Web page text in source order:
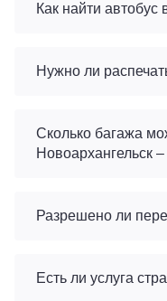
Как найти автобус
Нужно ли
Сколько багажа
Новоархангельск
Разрешено ли
Есть ли услуга